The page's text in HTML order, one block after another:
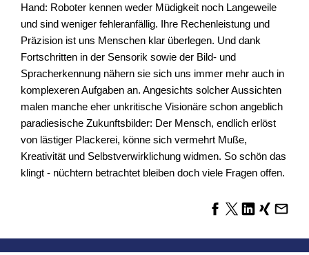
Hand: Roboter kennen weder Müdigkeit noch Langeweile
und sind weniger fehleranfällig. Ihre Rechenleistung und
Präzision ist uns Menschen klar überlegen. Und dank
Fortschritten in der Sensorik sowie der Bild- und
Spracherkennung nähern sie sich uns immer mehr auch in
komplexeren Aufgaben an. Angesichts solcher Aussichten
malen manche eher unkritische Visionäre schon angeblich
paradiesische Zukunftsbilder: Der Mensch, endlich erlöst
von lästiger Plackerei, könne sich vermehrt Muße,
Kreativität und Selbstverwirklichung widmen. So schön das
klingt - nüchtern betrachtet bleiben doch viele Fragen offen.